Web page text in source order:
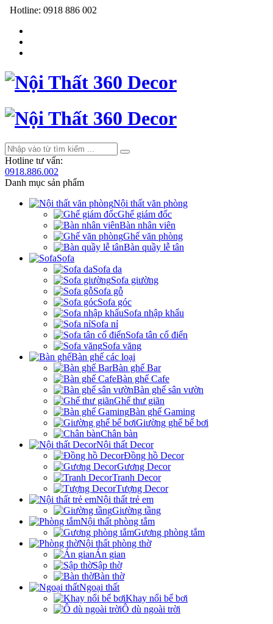
Hotline: 0918 886 002
Hotline tư vấn:
0918.886.002
Danh mục sản phẩm
Nội thất văn phòng
Ghế giám đốc
Bàn nhân viên
Ghế văn phòng
Bàn quầy lễ tân
Sofa
Sofa da
Sofa giường
Sofa gỗ
Sofa góc
Sofa nhập khẩu
Sofa nỉ
Sofa tân cổ điển
Sofa văng
Bàn ghế các loại
Bàn ghế Bar
Bàn ghế Cafe
Bàn ghế sân vườn
Ghế thư giãn
Bàn ghế Gaming
Giường ghế bể bơi
Chân bàn
Nội thất Decor
Đồng hồ Decor
Gương Decor
Tranh Decor
Tượng Decor
Nội thất trẻ em
Giường tầng
Nội thất phòng tắm
Gương phòng tắm
Nội thất phòng thờ
Án gian
Sập thờ
Bàn thờ
Ngoại thất
Khay nổi bể bơi
Ô dù ngoài trời